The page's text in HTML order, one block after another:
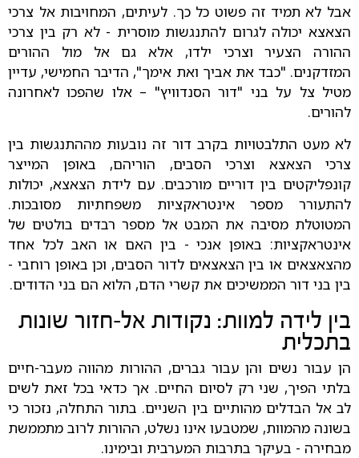
אבל לא תמיד זה פשוט כל כך. לעיתים, המחויבות אל צרכי
הצאצא יכולה לגרום להתנגשות מוסרית - לא רק בין צרכי
ההורה הצעיר וצרכי ילדו, אלא גם אל מול ההורים
המזדקנים. "כבד את אביך ואת אימך", הדיבר החמישי, עדיין
מטיל צל על בני "דור הסנדוויץ" – אלו שהפכו לאחרונה
להורים.
לא מעט התלבטויות בקרב דור זה נובעות מההתנגשות בין
צרכי הצאצא וצרכי הסבים, הוריהם, באופן המייצר
קונפליקטים בין דוריים מורכבים. עם לידת הצאצא, יכולות
להתעורר מספר אינטראקציות משפחתיות מסובכות.
המטוטלת מסיבה את המבט אל מספר רבדים בולטים של
אינטראקציות: באופן אנכי - בין האם או האב לכל אחד
מהצאצאים או בין הצאצאים לדור הסבים, וכן באופן רוחבי -
בין בני דור הממשיכים את קשרי הדם, הלוא הם בני הדודים.
בין לידה למוות: נקודות אל-חזור שונות
בתכלית
הן עבור נשים והן עבור גברים, ההורות מהווה מעבר-חיים
בלתי הפיך, שני רק לסיום החיים. אך כדאי בכל זאת לשים
לב אל הבדלים מהותיים בין השניים. בתור התחלה, נזכור כי
בשונה מהמוות, שמטבעו אינו נשלט, ההורות לרוב מתממשת
מבחירה - בעיקר בתרבות המערבית ובימינו.